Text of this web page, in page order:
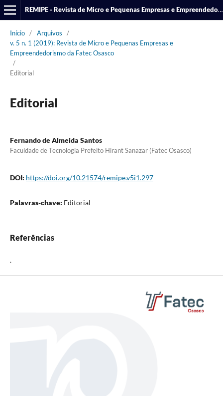
REMIPE - Revista de Micro e Pequenas Empresas e Empreendedorismo da Fatec Osasco
Início / Arquivos
/
v. 5 n. 1 (2019): Revista de Micro e Pequenas Empresas e
Empreendedorismo da Fatec Osasco
/
Editorial
Editorial
Fernando de Almeida Santos
Faculdade de Tecnologia Prefeito Hirant Sanazar (Fatec Osasco)
DOI: https://doi.org/10.21574/remipe.v5i1.297
Palavras-chave: Editorial
Referências
.